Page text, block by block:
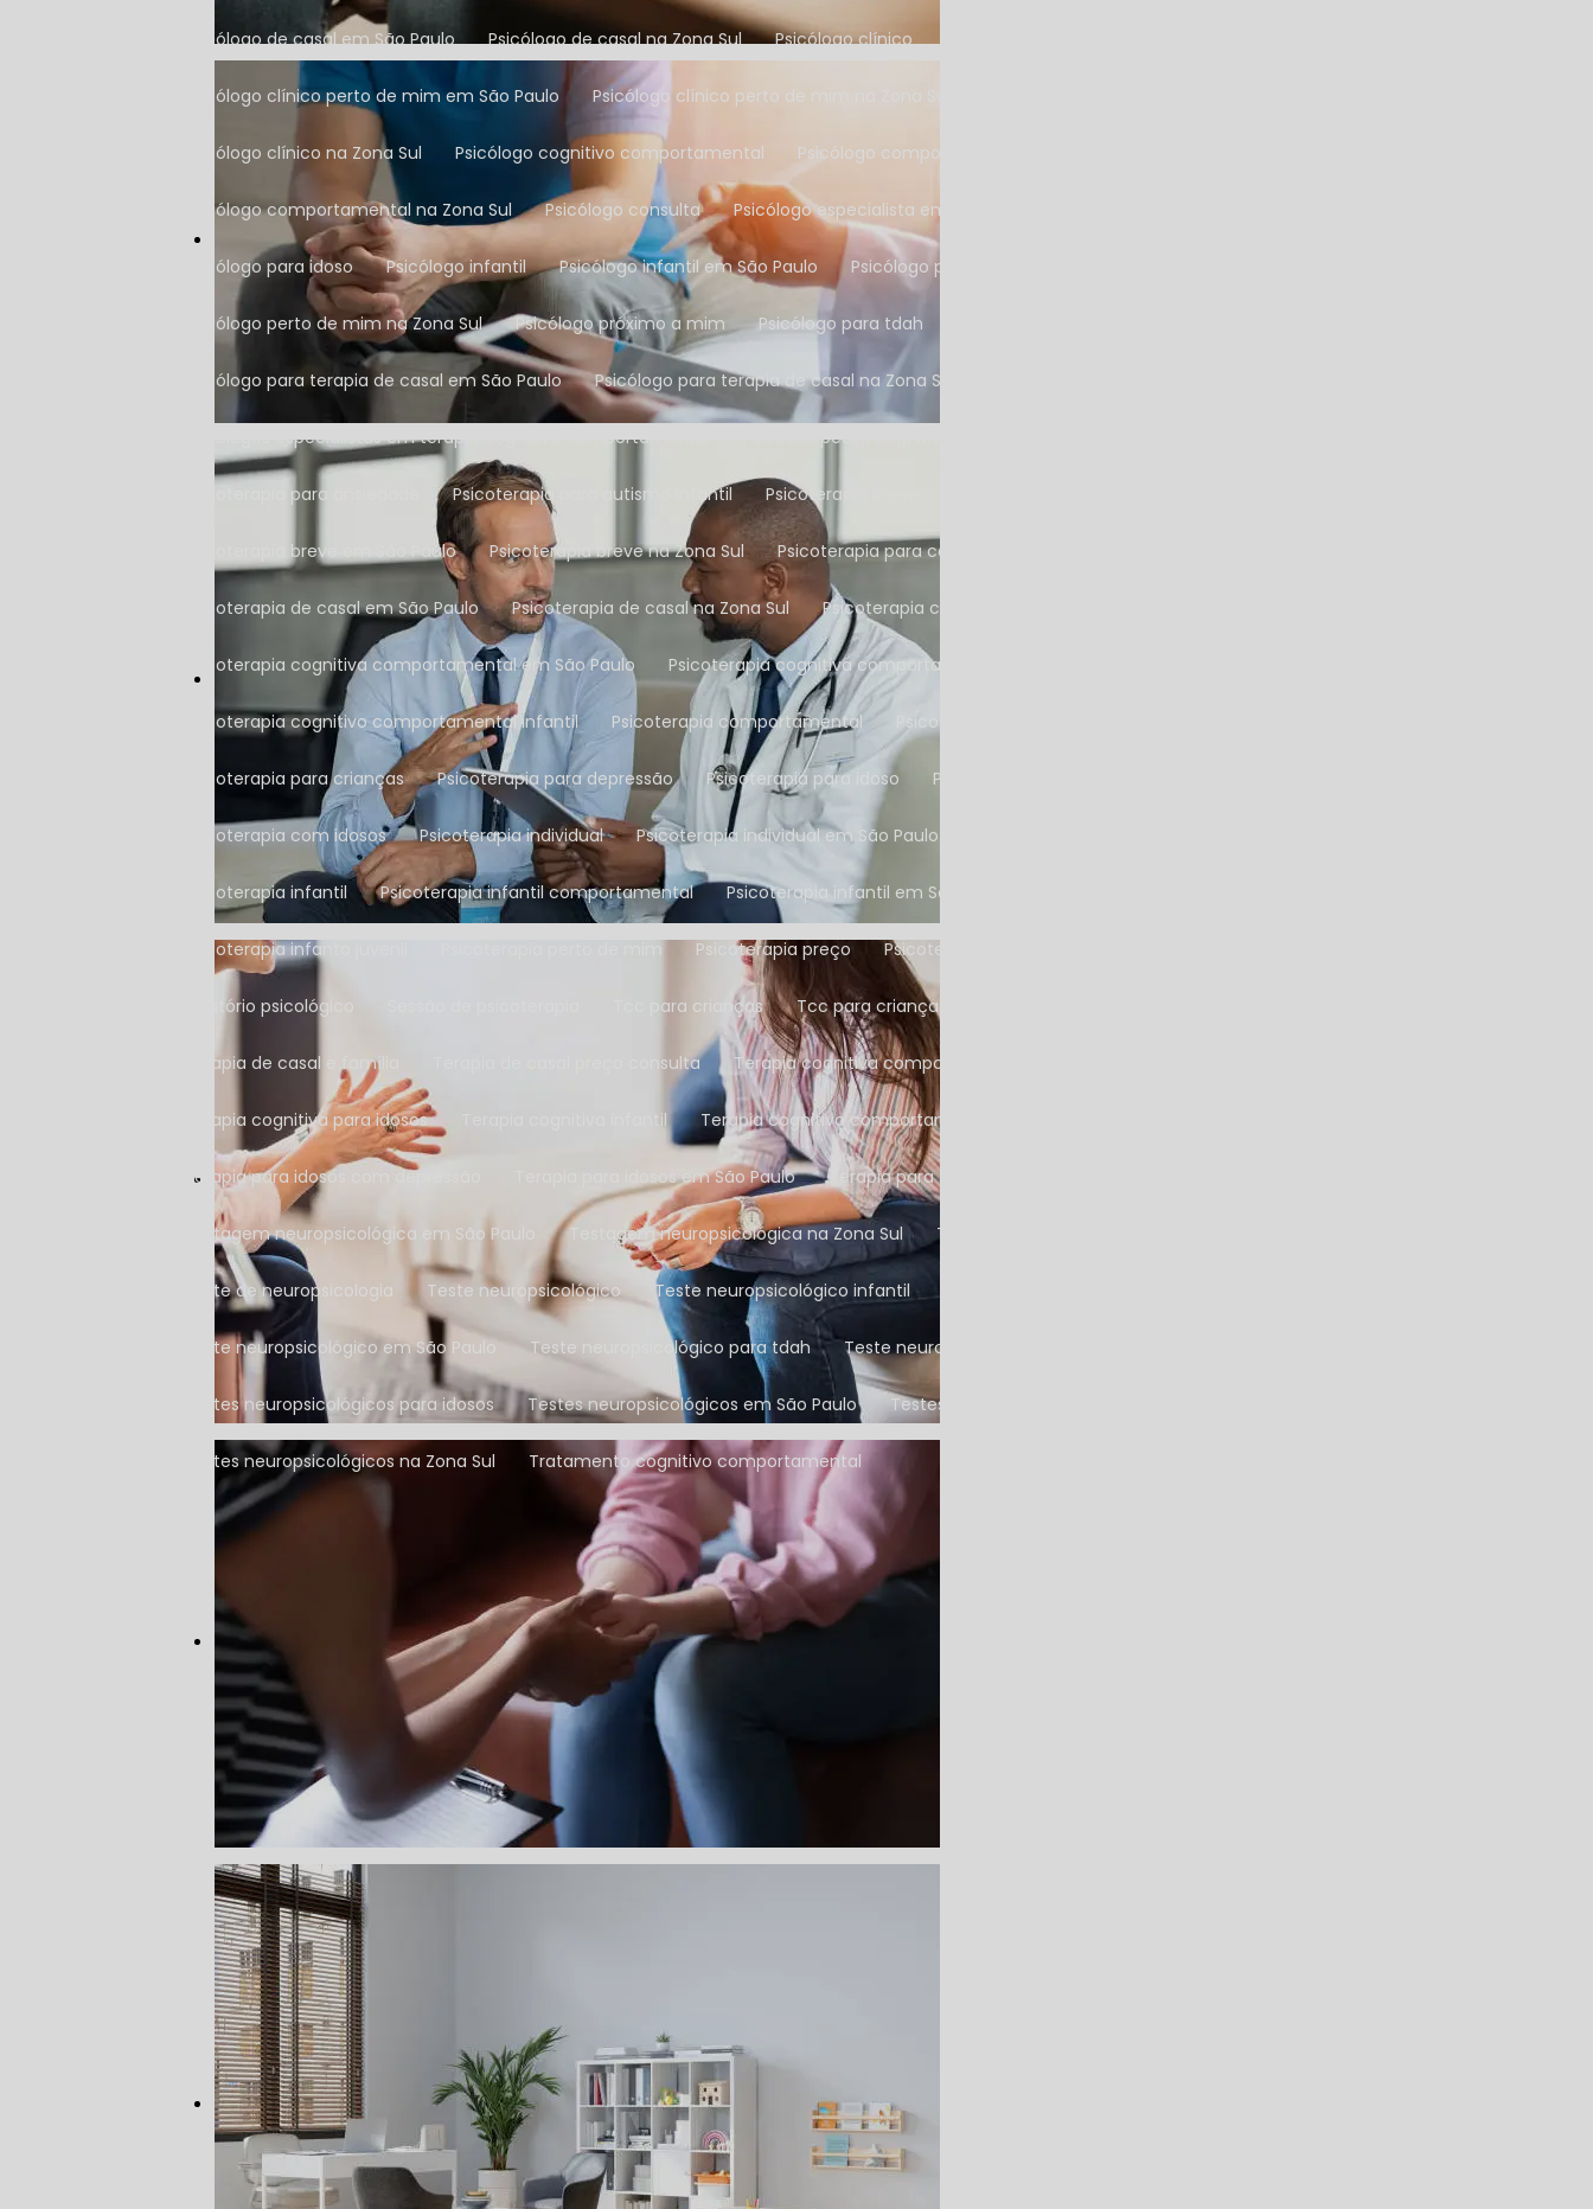
Psicólogo de casal em São Paulo Psicólogo de casal na Zona Sul Psicólogo clínico
Psicólogo clínico perto de mim em São Paulo Psicólogo clínico perto de mim na Zona Sul
Psicólogo clínico na Zona Sul Psicólogo cognitivo comportamental Psicólogo comportamental
Psicólogo comportamental na Zona Sul Psicólogo consulta Psicólogo especialista em autismo
Psicólogo para idoso Psicólogo infantil Psicólogo infantil em São Paulo Psicólogo particular
Psicólogo perto de mim na Zona Sul Psicólogo próximo a mim Psicólogo para tdah
Psicólogo para terapia de casal em São Paulo Psicólogo para terapia de casal na Zona Sul
Psicólogos especialistas em terapia cognitivo comportamental Psicoterapeuta cognitivo
Psicoterapia para ansiedade Psicoterapia para autismo infantil Psicoterapia breve
Psicoterapia breve em São Paulo Psicoterapia breve na Zona Sul Psicoterapia para casais
Psicoterapia de casal em São Paulo Psicoterapia de casal na Zona Sul Psicoterapia cognitiva comportamental
Psicoterapia cognitiva comportamental em São Paulo Psicoterapia cognitiva comportamental na Zona Sul
Psicoterapia cognitivo comportamental infantil Psicoterapia comportamental Psicoterapia comportamental infantil
Psicoterapia para crianças Psicoterapia para depressão Psicoterapia para idoso
Psicoterapia com idosos Psicoterapia individual Psicoterapia individual em São Paulo
Psicoterapia infantil Psicoterapia infantil comportamental Psicoterapia infantil em São Paulo
Psicoterapia infanto juvenil Psicoterapia preço Psicoterapia tcc
Relatório psicológico Tcc para crianças Tcc para crianças e adolescentes
Terapia de casal e família Terapia de casal preço consulta Terapia cognitiva comportamental para crianças
Terapia cognitiva para idosos Terapia cognitiva infantil Terapia cognitivo comportamental para crianças
Terapia para idosos com depressão Terapia para idosos em São Paulo Terapia para terceira idade
Testagem neuropsicológica em São Paulo Testagem neuropsicológica na Zona Sul
Teste de neuropsicologia Teste neuropsicológico Teste neuropsicológico infantil
Teste neuropsicológico em São Paulo Teste neuropsicológico para tdah Teste neuropsicológico na Zona Sul
Testes neuropsicológicos para idosos Testes neuropsicológicos em São Paulo Testes neuropsicológicos para tdah
Testes neuropsicológicos na Zona Sul Tratamento cognitivo comportamental